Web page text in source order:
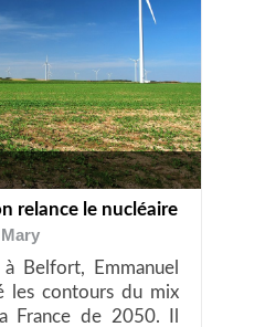
relance le nucléaire
Mary
Belfort, Emmanuel
les contours du mix
France de 2050. Il